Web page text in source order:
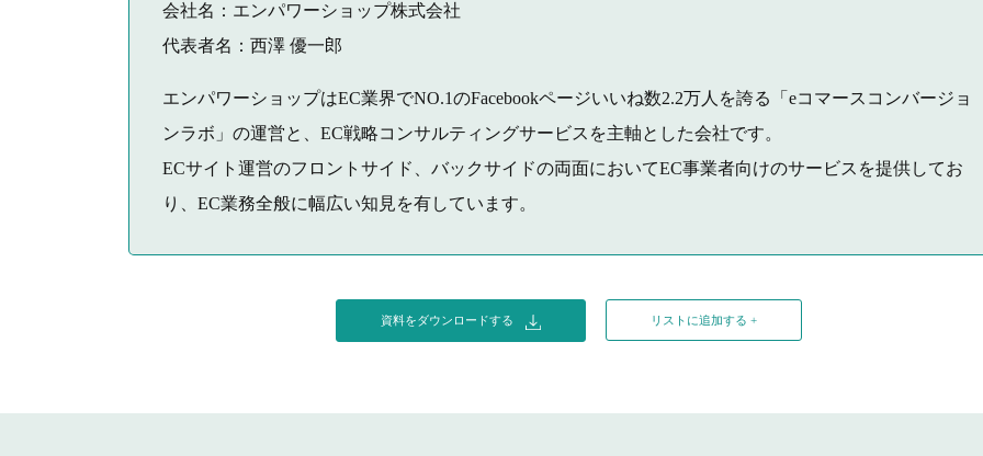
会社名：エンパワーショップ株式会社
代表者名：西澤 優一郎
エンパワーショップはEC業界でNO.1のFacebookページいいね数2.2万人を誇る「eコマースコンバージョ
ンラボ」の運営と、EC戦略コンサルティングサービスを主軸とした会社です。
ECサイト運営のフロントサイド、バックサイドの両面においてEC事業者向けのサービスを提供してお
り、EC業務全般に幅広い知見を有しています。
資料をダウンロードする リストに追加する +